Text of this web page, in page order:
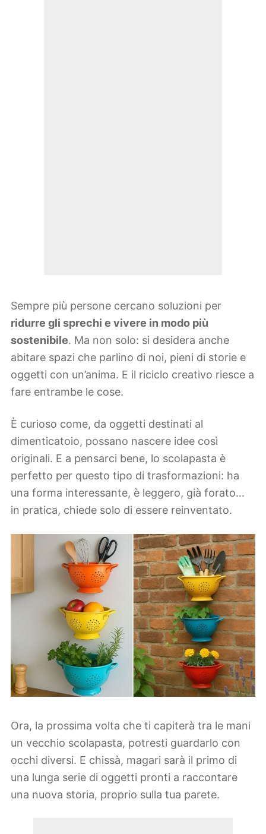
Sempre più persone cercano soluzioni per
ridurre gli sprechi e vivere in modo più
sostenibile. Ma non solo: si desidera anche
abitare spazi che parlino di noi, pieni di storie e
oggetti con un’anima. E il riciclo creativo riesce a
fare entrambe le cose.
È curioso come, da oggetti destinati al
dimenticatoio, possano nascere idee così
originali. E a pensarci bene, lo scolapasta è
perfetto per questo tipo di trasformazioni: ha
una forma interessante, è leggero, già forato…
in pratica, chiede solo di essere reinventato.
Ora, la prossima volta che ti capiterà tra le mani
un vecchio scolapasta, potresti guardarlo con
occhi diversi. E chissà, magari sarà il primo di
una lunga serie di oggetti pronti a raccontare
una nuova storia, proprio sulla tua parete.